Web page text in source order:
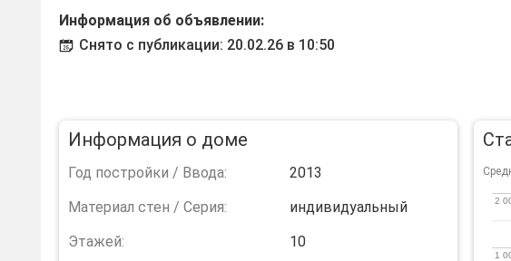
Информация об объявлении:
Снято с публикации: 20.02.26 в 10:50
Информация о доме
Год постройки / Ввода:
2013
Материал стен / Серия:
индивидуальный
Этажей:
10
1
1
2
2